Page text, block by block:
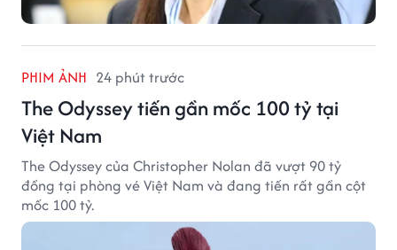
PHIM ẢNH 24 phút trước
The Odyssey tiến gần mốc 100 tỷ tại
Việt Nam
The Odyssey của Christopher Nolan đã vượt 90 tỷ
đồng tại phòng vé Việt Nam và đang tiến rất gần cột
mốc 100 tỷ.